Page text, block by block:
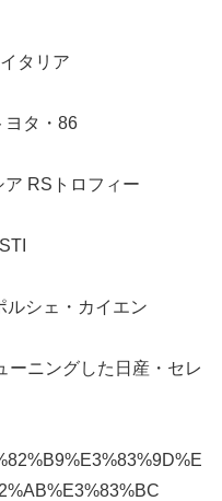
タリア
ヨタ・86
RSトロフィー
ルシェ・カイエン
ーニングした日産・セレ